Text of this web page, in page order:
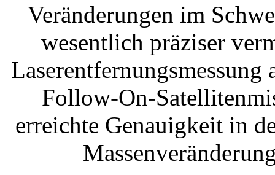
Veränderungen im
wesentlich präziser
Follow-On-
erreichte Genauigkeit in